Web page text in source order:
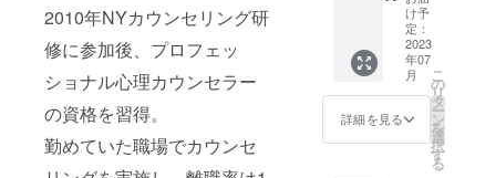
2010年NYカウンセリング研
修に参加後、プロフェッ
ショナル心理カウンセラー
の資格を習得。
勤めていた職場でカウンセ
Omega
(1.2g),O
mega 6
(4 g),
Vitamin
E: 8mg
・植物
性カン
要なも
の 《あ
なたが
お腹の
る頃に
お母さ
日 ・生
まれた
時間 ・
生まれ
た時の
（旧
姓・
とな
り、 今
まで知
らな
かった
自分や
未来の
督、真
弥&麻耶
との
ティー
タイム
ご一緒
にいか
がです
か？？
け予
定：
2023
年07
月
詳細を見る
こ
の
リ
タ
ー
ン
を
選
択
す
る